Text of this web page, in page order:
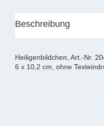
Beschreibung
Heiligenbildchen, Art.-Nr.
6 x 10,2 cm, ohne